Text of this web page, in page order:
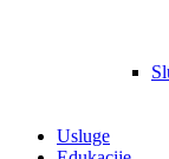
Usluge